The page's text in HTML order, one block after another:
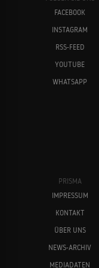
FACEBOOK
INSTAGRAM
RSS-FEED
YOUTUBE
WHATSAPP
PRISMA
IMPRESSUM
KONTAKT
ÜBER UNS
NEWS-ARCHIV
MEDIADATEN